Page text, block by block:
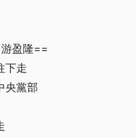
盈隆==
下走
央黨部